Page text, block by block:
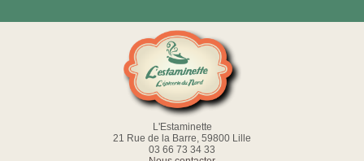
L'Estaminette
21 Rue de la Barre, 59800 Lille
03 66 73 34 33